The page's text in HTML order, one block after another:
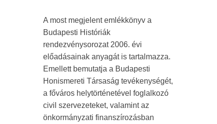
A most megjelent emlékkönyv a
Budapesti Históriák
rendezvénysorozat 2006. évi
előadásainak anyagát is tartalmazza.
Emellett bemutatja a Budapesti
Honismereti Társaság tevékenységét,
a főváros helytörténetével foglalkozó
civil szervezeteket, valamint az
önkormányzati finanszírozásban